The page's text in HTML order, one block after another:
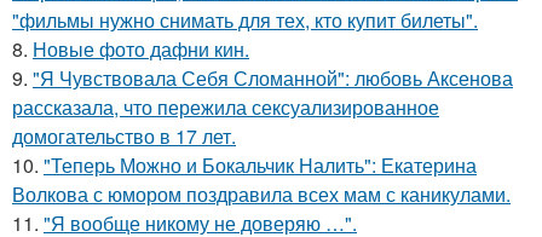
"фильмы нужно снимать для тех, кто купит билеты".
8. Новые фото дафни кин.
9. "Я Чувствовала Себя Сломанной": любовь Аксенова
рассказала, что пережила сексуализированное
домогательство в 17 лет.
10. "Теперь Можно и Бокальчик Налить": Екатерина
Волкова с юмором поздравила всех мам с каникулами.
11. "Я вообще никому не доверяю …".